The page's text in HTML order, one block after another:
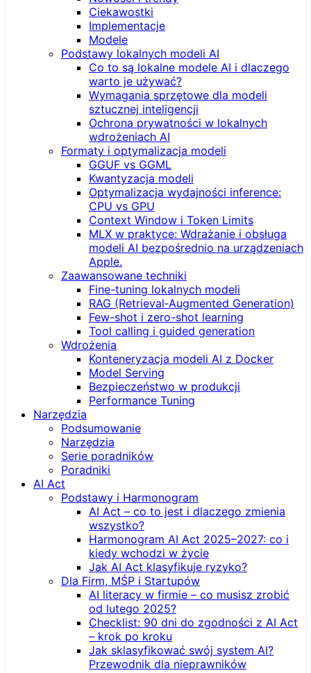
Ciekawostki
Implementacje
Modele
Podstawy lokalnych modeli AI
Co to są lokalne modele AI i dlaczego
warto je używać?
Wymagania sprzętowe dla modeli
sztucznej inteligencji
Ochrona prywatności w lokalnych
wdrożeniach AI
Formaty i optymalizacja modeli
GGUF vs GGML
Kwantyzacja modeli
Optymalizacja wydajności inference:
CPU vs GPU
Context Window i Token Limits
MLX w praktyce: Wdrażanie i obsługa
modeli AI bezpośrednio na urządzeniach
Apple.
Zaawansowane techniki
Fine-tuning lokalnych modeli
RAG (Retrieval‑Augmented Generation)
Few-shot i zero-shot learning
Tool calling i guided generation
Wdrożenia
Konteneryzacja modeli AI z Docker
Model Serving
Bezpieczeństwo w produkcji
Performance Tuning
Narzędzia
Podsumowanie
Narzędzia
Serie poradników
Poradniki
AI Act
Podstawy i Harmonogram
AI Act – co to jest i dlaczego zmienia
wszystko?
Harmonogram AI Act 2025–2027: co i
kiedy wchodzi w życie
Jak AI Act klasyfikuje ryzyko?
Dla Firm, MŚP i Startupów
AI literacy w firmie – co musisz zrobić
od lutego 2025?
Checklist: 90 dni do zgodności z AI Act
– krok po kroku
Jak sklasyfikować swój system AI?
Przewodnik dla nieprawników